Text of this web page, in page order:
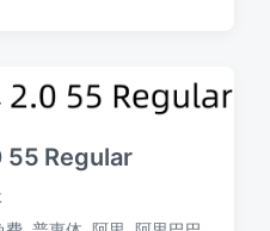
55 Regular